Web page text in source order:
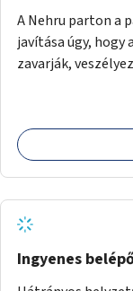
A Nehru parton a
javítása úgy, hogy
zavarják,
Ingyenes